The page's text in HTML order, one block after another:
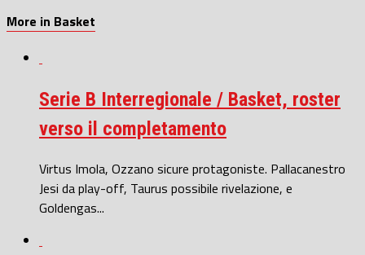
More in Basket
Serie B Interregionale / Basket, roster
verso il completamento
Virtus Imola, Ozzano sicure protagoniste. Pallacanestro
Jesi da play-off, Taurus possibile rivelazione, e
Goldengas...